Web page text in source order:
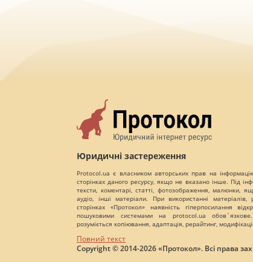
Юридичні застереження
Protocol.ua є власником авторських прав на
сторінках даного ресурсу, якщо не вказано інше. Під
тексти, коментарі, статті, фотозображення, малюнки,
аудіо, інші матеріали. При використанні
сторінках «Протокол» наявність гіперпосилання
пошуковими системами на protocol.ua
розуміється копіювання, адаптація, рерайтинг,
Повний текст
Copyright © 2014-2026 «Протокол». Всі права